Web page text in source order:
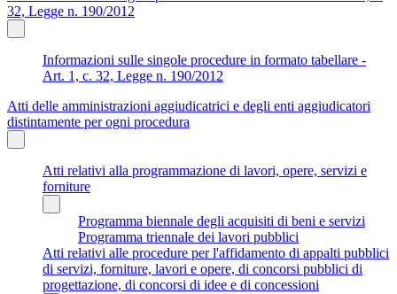
32, Legge n. 190/2012
Informazioni sulle singole procedure in formato tabellare -
Art. 1, c. 32, Legge n. 190/2012
Atti delle amministrazioni aggiudicatrici e degli enti aggiudicatori
distintamente per ogni procedura
Atti relativi alla programmazione di lavori, opere, servizi e
forniture
Programma biennale degli acquisiti di beni e servizi
Programma triennale dei lavori pubblici
Atti relativi alle procedure per l'affidamento di appalti pubblici
di servizi, forniture, lavori e opere, di concorsi pubblici di
progettazione, di concorsi di idee e di concessioni